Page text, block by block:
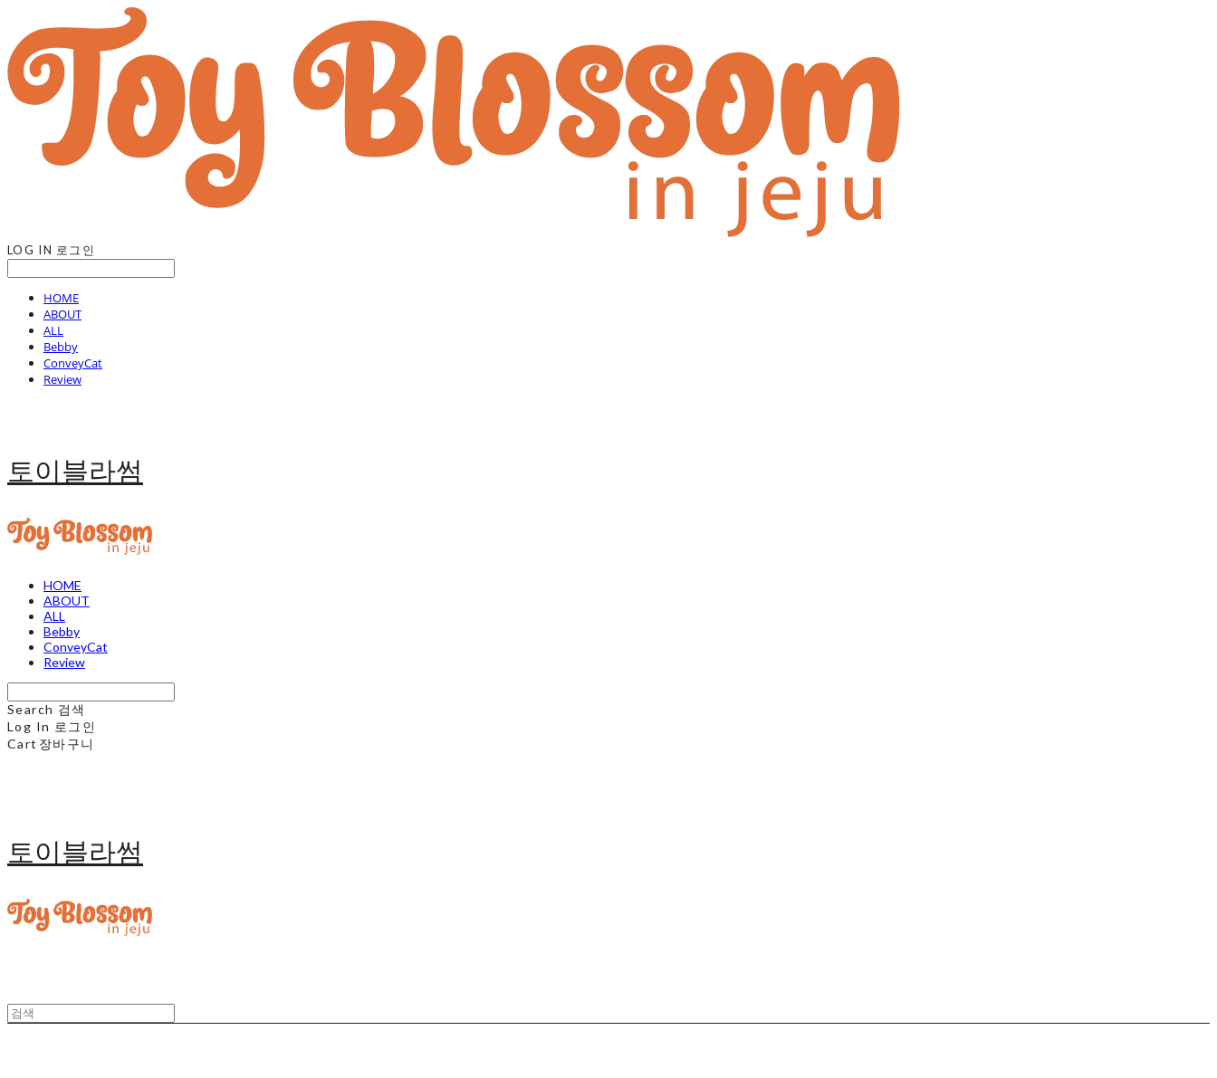
LOG IN 로그인
HOME
ABOUT
ALL
Bebby
ConveyCat
Review
토이블라썸
HOME
ABOUT
ALL
Bebby
ConveyCat
Review
Search 검색
Log In 로그인
Cart 장바구니
토이블라썸